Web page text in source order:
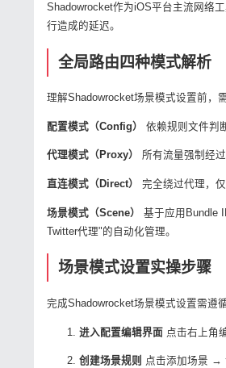
Shadowrocket作为iOS平台主流网络
行造成的延迟。
全局路由四种模式解析
理解Shadowrocket场景模式设置前，
配置模式（Config） 依赖规则文件判
代理模式（Proxy） 所有流量强制经
直连模式（Direct） 完全绕过代理，
场景模式（Scene）
基于应用Bundle
Twitter代理"的自动化管理。
场景模式设置实操步骤
完成Shadowrocket场景模式设置需遵
进入配置编辑界面点击右上角
创建场景规则 点击添加场景 →